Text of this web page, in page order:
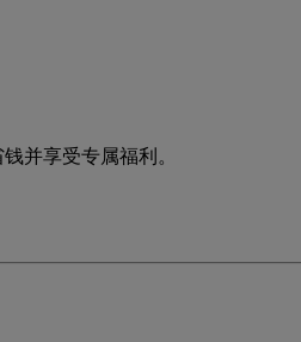
并享受专属福利。